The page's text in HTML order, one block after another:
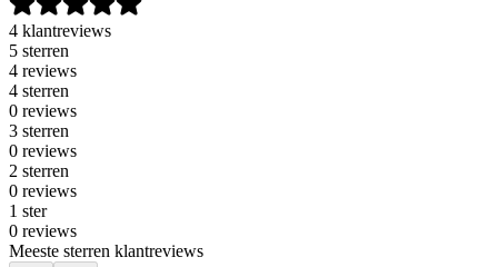
4 klantreviews
5 sterren
4 reviews
4 sterren
0 reviews
3 sterren
0 reviews
2 sterren
0 reviews
1 ster
0 reviews
Meeste sterren klantreviews